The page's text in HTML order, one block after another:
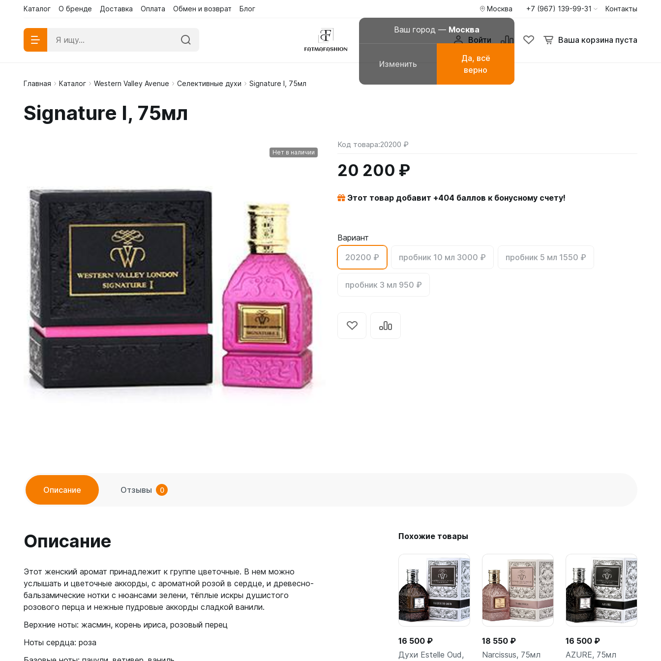
Каталог О бренде Доставка Оплата Обмен и возврат Блог Москва
Ваш город — Москва
Изменить
Да, всё
верно
+7 (967) 139-99-31 Контакты
Войти Ваша корзина пуста
Абаи эксклюзивные платья
Абаи мусульманские платья
Платья для молитвы, намаза
Буркини мусульманские
Главная Каталог Western Valley Avenue Селективные духи Signature I, 75мл
Signature I, 75мл
Нет в наличии
Код товара:20200 ₽
20 200 ₽
Этот товар добавит +404 баллов к бонусному счету!
Вариант
20200 ₽
пробник 10 мл 3000 ₽ пробник 5 мл 1550 ₽
пробник 3 мл 950 ₽
Описание Отзывы 0
Описание
Этот женский аромат принадлежит к группе цветочные. В нем можно
услышать и цветочные аккорды, с ароматной розой в сердце, и древесно-
бальзамические нотки с нюансами зелени, тёплые искры душистого
розового перца и нежные пудровые аккорды сладкой ванили.
Верхние ноты: жасмин, корень ириса, розовый перец
Ноты сердца: роза
Похожие товары
16 500 ₽
Духи Estelle Oud,
18 550 ₽
Narcissus, 75мл
16 500 ₽
AZURE, 75мл